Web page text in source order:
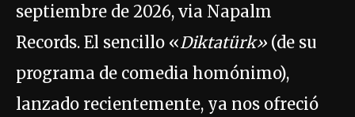
septiembre de 2026, via Napalm
Records. El sencillo «Diktatürk» (de su
programa de comedia homónimo),
lanzado recientemente, ya nos ofreció